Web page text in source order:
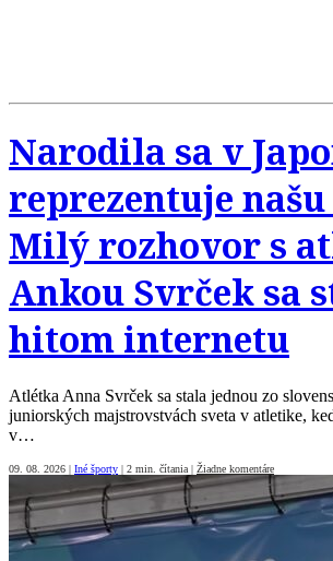
Narodila sa v
reprezentuje
Milý rozhovor s
Ankou Svrček sa
hitom internetu
Atlétka Anna Svrček sa stala jednou zo
juniorských majstrovstvách sveta v atletike,
v…
09. 08. 2026 | Iné športy | 2 min. čítania | Žiadne komentáre